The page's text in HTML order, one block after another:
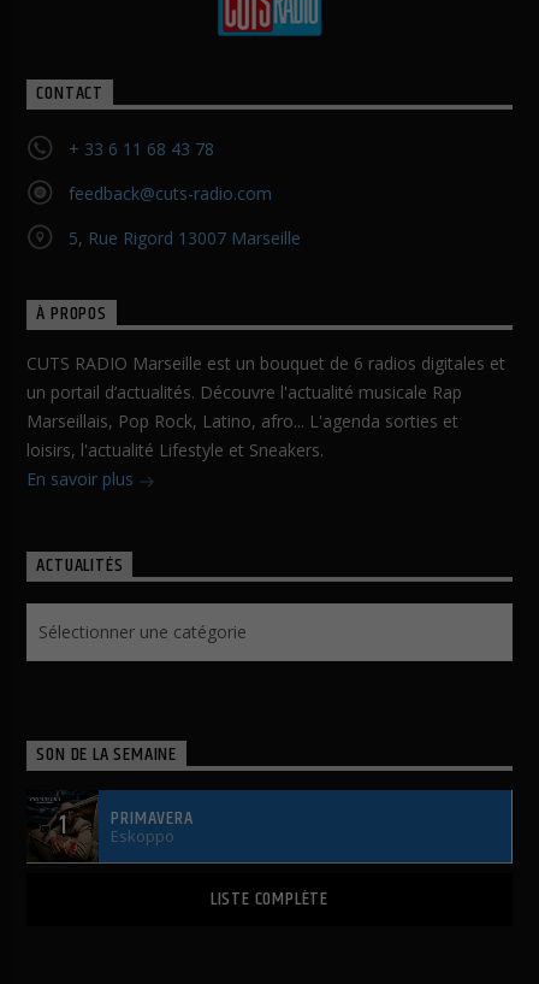
CONTACT
+ 33 6 11 68 43 78
feedback@cuts-radio.com
5, Rue Rigord 13007 Marseille
À PROPOS
CUTS RADIO Marseille est un bouquet de 6 radios digitales et
un portail d’actualités. Découvre l'actualité musicale Rap
Marseillais, Pop Rock, Latino, afro... L'agenda sorties et
loisirs, l'actualité Lifestyle et Sneakers.
En savoir plus
ACTUALITÉS
SON DE LA SEMAINE
1 PRIMAVERA
Eskoppo
LISTE COMPLÈTE